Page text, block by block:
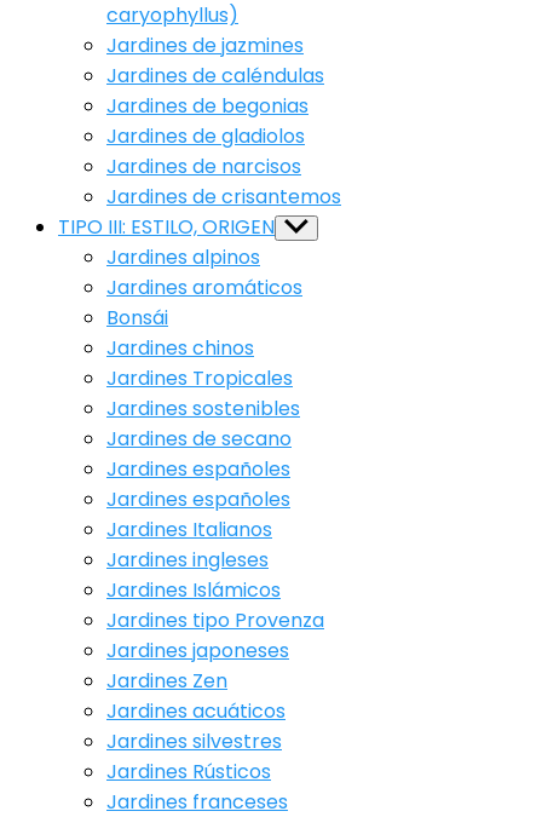
caryophyllus)
Jardines de jazmines
Jardines de caléndulas
Jardines de begonias
Jardines de gladiolos
Jardines de narcisos
Jardines de crisantemos
TIPO III: ESTILO, ORIGEN Show
sub
Jardines alpinos
Jardines aromáticos
Bonsái
Jardines chinos
Jardines Tropicales
Jardines sostenibles
Jardines de secano
Jardines españoles
Jardines españoles
Jardines Italianos
Jardines ingleses
Jardines Islámicos
Jardines tipo Provenza
Jardines japoneses
Jardines Zen
Jardines acuáticos
Jardines silvestres
Jardines Rústicos
Jardines franceses